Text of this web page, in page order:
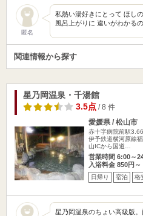
匿名
私熱い湯好きにとって ほし
風呂上がりに 違いがわかる
関連情報から探す
星乃岡温泉・千湯館
3.5点/ 8 件
愛媛県 / 松山市
赤十字病院前駅
伊予鉄道横河原線
山ICから国道…
営業時間 6:00～
入浴料金 850円～
日帰り 宿泊 格
星乃岡温泉のちょい高級版